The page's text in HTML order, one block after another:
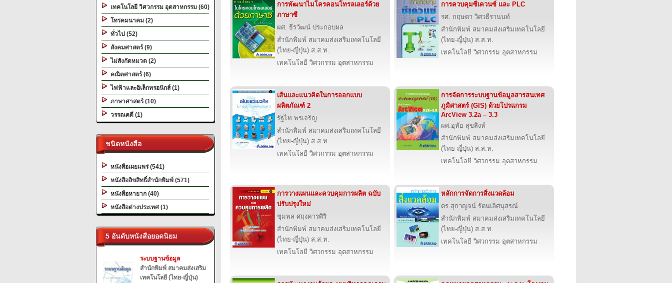
เทคโนโลยี วิศวกรรม อุตสาหกรรม (60)
โทรคมนาคม (2)
ทั่วไป (52)
สังคมศาสตร์ (9)
ไม่สังกัดหมวด (2)
คณิตศาสตร์ (6)
ไฟฟ้าและอิเล็กทรอนิกส์ (1)
ภาษาศาสตร์ (10)
วรรณคดี (1)
ชนิดหนังสือ
หนังสือเผยแพร่ (541)
หนังสือลิขสิทธิ์สำนักพิมพ์ (571)
หนังสือหายาก (40)
หนังสือต่างประเทศ (1)
5 อันดับหนังสือยอดนิยม
ระบบฐานข้อมูล
สำนักพิมพ์ สมาคมส่งเสริม
เทคโนโลยี (ไทย-ญี่ปุ่น)
การพัฒนาไมโครคอนโทรลเลอร์ด้วย
ภาษาซี
ผศ. ธีรวัฒน์ ประกอบผล
สำนักพิมพ์ สมาคมส่งเสริมเทคโนโลยี
(ไทย-ญี่ปุ่น) ส.ส.ท.
เทคโนโลยี วิศวกรรม อุตสาหกรรม
การควบคุมซีเควนซ์ และ PLC
รศ. กฤษดา วิศวธีรานนท์
สำนักพิมพ์ สมาคมส่งเสริมเทคโนโลยี
(ไทย-ญี่ปุ่น) ส.ส.ท.
เทคโนโลยี วิศวกรรม อุตสาหกรรม
เส้นและแนวคิดในการออกแบบ
ผลิตภัณฑ์ 2
รัฐไท พรเจริญ
สำนักพิมพ์ สมาคมส่งเสริมเทคโนโลยี
(ไทย-ญี่ปุ่น) ส.ส.ท.
เทคโนโลยี วิศวกรรม อุตสาหกรรม
การจัดการระบบฐานข้อมูลสารสนเทศ
ภูมิศาสตร์ (GIS) ด้วยโปรแกรม
ArcView 3.2a – 3.3
ผศ.อุทัย สุขสิงห์
สำนักพิมพ์ สมาคมส่งเสริมเทคโนโลยี
(ไทย-ญี่ปุ่น) ส.ส.ท.
เทคโนโลยี วิศวกรรม อุตสาหกรรม
การวางแผนและควบคุมการผลิต ฉบับ
ปรับปรุงใหม่
ชุมพล ศฤงคารศิริ
สำนักพิมพ์ สมาคมส่งเสริมเทคโนโลยี
(ไทย-ญี่ปุ่น) ส.ส.ท.
เทคโนโลยี วิศวกรรม อุตสาหกรรม
หลักการจัดการสิ่งแวดล้อม
ดร.สุกาญจน์ รัตนเลิศนุสรณ์
สำนักพิมพ์ สมาคมส่งเสริมเทคโนโลยี
(ไทย-ญี่ปุ่น) ส.ส.ท.
เทคโนโลยี วิศวกรรม อุตสาหกรรม